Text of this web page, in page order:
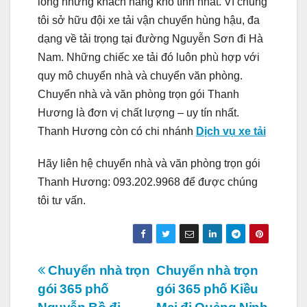
tôi sở hữu đội xe tải vận chuyển hùng hậu, đa
dạng về tải trọng tại đường Nguyễn Sơn đi Hà
Nam. Những chiếc xe tải đó luôn phù hợp với
quy mô chuyển nhà và chuyển văn phòng.
Chuyển nhà và văn phòng trọn gói Thanh
Hương là đơn vị chất lượng – uy tín nhất.
Thanh Hương còn có chi nhánh Dịch vụ xe tải
Hãy liên hệ chuyển nhà và văn phòng trọn gói
Thanh Hương: 093.202.9968 để được chúng
tôi tư vấn.
Điều
Chuyển nhà trọn
gói 365 phố Kiều
Chuyển nhà trọn
gói 365 phố